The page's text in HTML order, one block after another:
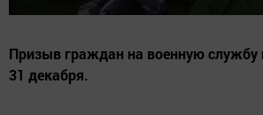
Призыв граждан на военную
31 декабря.